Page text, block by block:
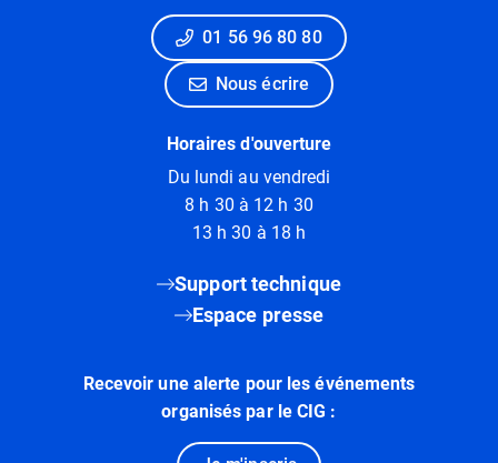
01 56 96 80 80
Nous écrire
Horaires d'ouverture
Du lundi au vendredi
8 h 30 à 12 h 30
13 h 30 à 18 h
Support technique
Espace presse
Recevoir une alerte pour les événements
organisés par le CIG :